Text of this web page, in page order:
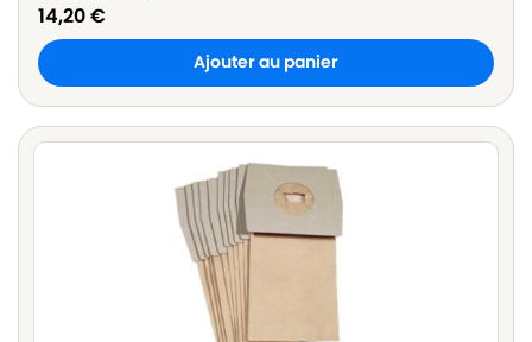
14,20€
Ajouter au panier